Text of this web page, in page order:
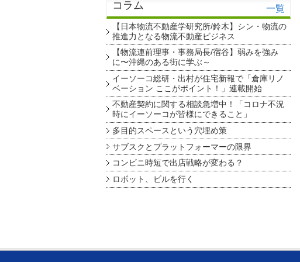
コラム 一覧
【日本物流不動産学研究所/鈴木】シン・物流の
推進力となる物流不動産ビジネス
【物流連前理事・事務局長/宿谷】弱みを強み
に〜沖縄のある街に学ぶ～
イーソーコ総研・出村が住宅新報で「倉庫リノ
ベーション ここがポイント！」連載開始
不動産契約に関する相談急増中！「コロナ不況
時にイーソーコが皆様にできること」
多目的スペースという穴埋め策
サブスクとプラットフォーマーの限界
コンビニ時短で出店戦略が変わる？
ロボット、ビルを行く